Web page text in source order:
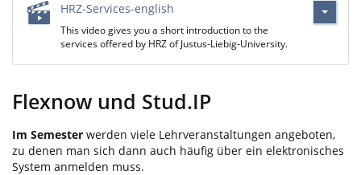
HRZ-Services-english
This video gives you a short introduction to the
services offered by HRZ of Justus-Liebig-University.
Flexnow und Stud.IP
Im Semester werden viele Lehrveranstaltungen angeboten,
zu denen man sich dann auch häufig über ein elektronisches
System anmelden muss.